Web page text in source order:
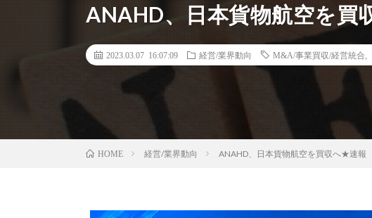
ANAHD、日本貨物航空を買
2023.03.07 16:07:09 経営/業界動向 M&A/事業買収/経営統合
HOME 経営/業界動向 ANAHD、日本貨物航空を買収へ★速報